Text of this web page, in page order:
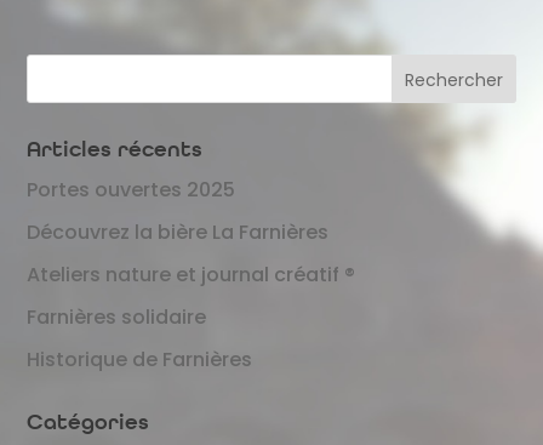
Articles récents
Portes ouvertes 2025
Découvrez la bière La Farnières
Ateliers nature et journal créatif ®
Farnières solidaire
Historique de Farnières
Catégories